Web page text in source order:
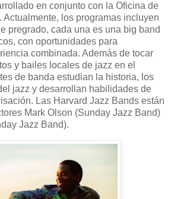
en conjunto con la Oficina de
Actualmente, los programas incluyen
pregrado, cada una es una big band
con oportunidades para
combinada. Además de tocar
y bailes locales de jazz en el
de banda estudian la historia, los
jazz y desarrollan habilidades de
Las Harvard Jazz Bands están
Mark Olson (Sunday Jazz Band)
Jazz Band).